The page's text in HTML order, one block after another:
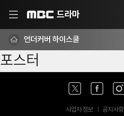
드라마
언더커버 하이스쿨
포스터
사업자 정보 공지사항